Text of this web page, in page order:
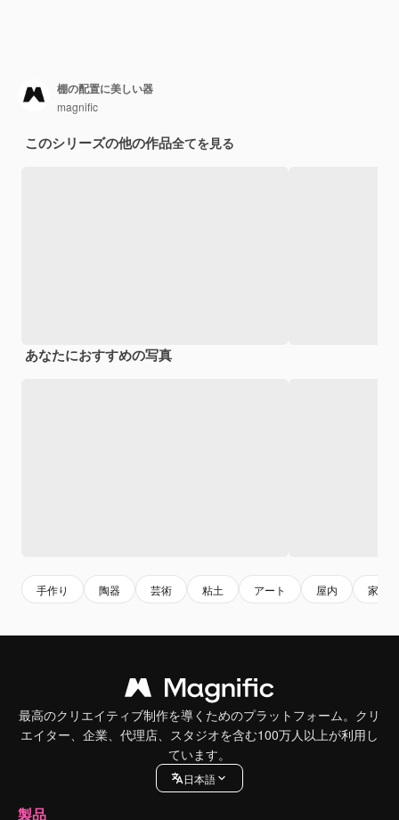
棚の配置に美しい器
magnific
このシリーズの他の作品全てを見る
あなたにおすすめの写真
手作り 陶器 芸術 粘土 アート 屋内 家
最高のクリエイティブ制作を導くためのプラットフォーム。クリ
エイター、企業、代理店、スタジオを含む100万人以上が利用し
ています。
日本語
製品